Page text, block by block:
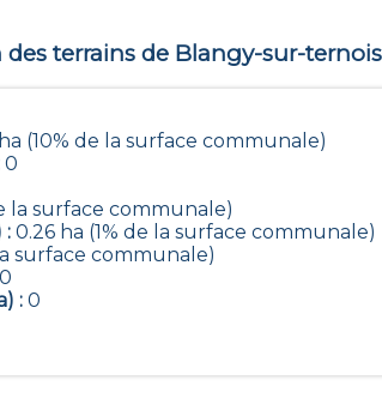
terrains de Blangy-sur-
(10% de la surface communale)
0
la surface communale)
: 0.26 ha (1% de la surface communale)
surface communale)
0
: 0